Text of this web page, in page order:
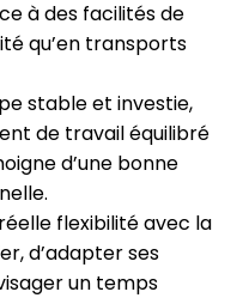
à des facilités de
qu’en transports
stable et investie,
de travail équilibré
d’une bonne
flexibilité avec la
d’adapter ses
un temps